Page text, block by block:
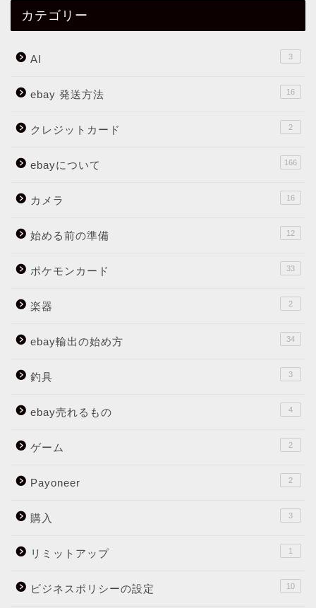
カテゴリー
AI 3
ebay 発送方法 16
クレジットカード 2
ebayについて 166
カメラ 16
始める前の準備 12
ポケモンカード 33
楽器 2
ebay輸出の始め方 34
釣具 3
ebay売れるもの 4
ゲーム 2
Payoneer 2
購入 3
リミットアップ 1
ビジネスポリシーの設定 10